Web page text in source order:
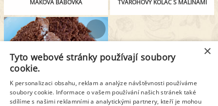
MAKOVÁ BÁBOVKA TVAROHOVÝ KOLÁČ S MALINAMI
×
Tyto webové stránky používají soubory
cookie.
K personalizaci obsahu, reklam a analýze návštěvnosti používáme
soubory cookie. Informace o vašem používání našich stránek také
sdílíme s našimi reklamními a analytickými partnery, kteří je mohou